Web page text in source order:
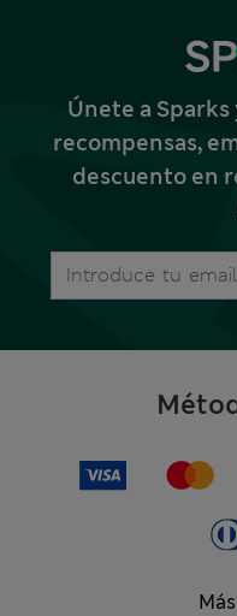
Únete a
recompensas,
descuento en